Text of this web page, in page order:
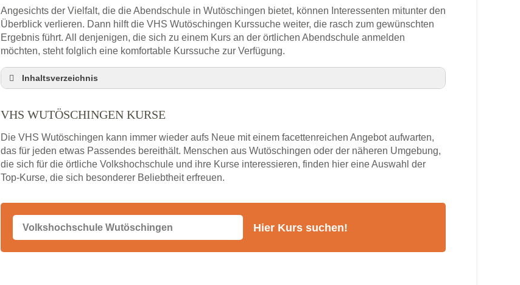
Angesichts der Vielfalt, die die Abendschule in Wutöschingen bietet, können Interessenten mitunter den
Überblick verlieren. Dann hilft die VHS Wutöschingen Kurssuche weiter, die rasch zum gewünschten
Ergebnis führt. All denjenigen, die sich zu einem Kurs an der örtlichen Abendschule anmelden
möchten, steht folglich eine komfortable Kurssuche zur Verfügung.
Inhaltsverzeichnis
VHS Wutöschingen Kurse
Stellenangebote der Volkshochschule Wutöschingen
Online-Kurse – Alternative Angebote zum VHS-Kurs
Alternativen zum VHS Programm 2026 in Wutöschingen
VHS WUTÖSCHINGEN KURSE
Die VHS Wutöschingen kann immer wieder aufs Neue mit einem facettenreichen Angebot aufwarten,
das für jeden etwas Passendes bereithält. Menschen aus Wutöschingen oder der näheren Umgebung,
die sich für die örtliche Volkshochschule und ihre Kurse interessieren, finden hier eine Auswahl der
Top-Kurse, die sich besonderer Beliebtheit erfreuen.